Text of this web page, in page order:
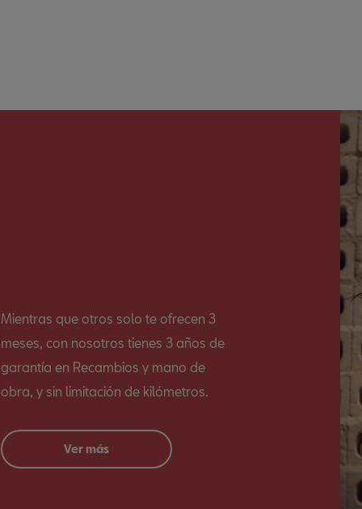
Mientras que otros solo te ofrecen 3
meses, con nosotros tienes 3 años de
garantía en Recambios y mano de
obra, y sin limitación de kilómetros.
Ver más